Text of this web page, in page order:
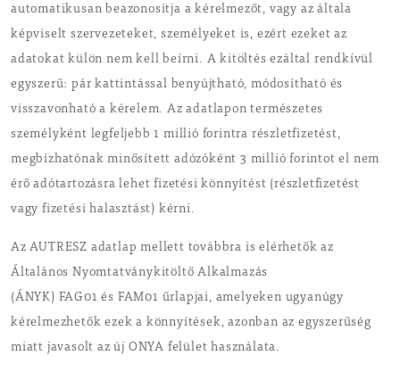
automatikusan beazonosítja a kérelmezőt, vagy az általa
képviselt szervezeteket, személyeket is, ezért ezeket az
adatokat külön nem kell beírni. A kitöltés ezáltal rendkívül
egyszerű: pár kattintással benyújtható, módosítható és
visszavonható a kérelem. Az adatlapon természetes
személyként legfeljebb 1 millió forintra részletfizetést,
megbízhatónak minősített adózóként 3 millió forintot el nem
érő adótartozásra lehet fizetési könnyítést (részletfizetést
vagy fizetési halasztást) kérni.
Az AUTRESZ adatlap mellett továbbra is elérhetők az
Általános Nyomtatványkitöltő Alkalmazás
(ÁNYK) FAG01 és FAM01 űrlapjai, amelyeken ugyanúgy
kérelmezhetők ezek a könnyítések, azonban az egyszerűség
miatt javasolt az új ONYA felület használata.